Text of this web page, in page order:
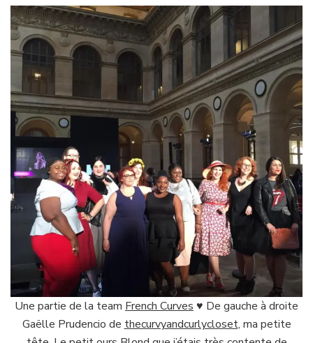
Une partie de la team French Curves ♥ De gauche à droite
Gaëlle Prudencio de thecurvyandcurlycloset, ma petite